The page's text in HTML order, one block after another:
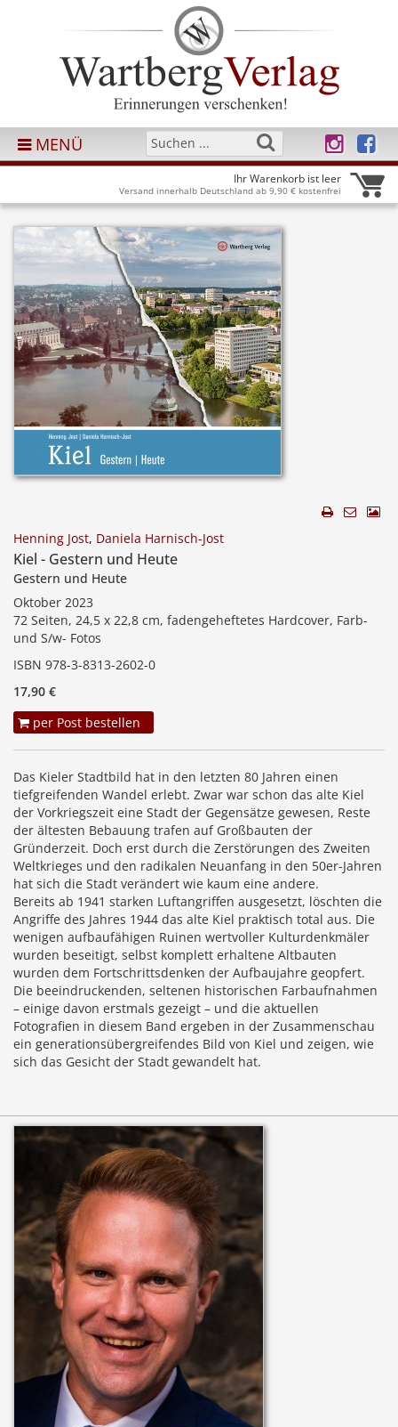
MENÜ
Ihr Warenkorb ist leer
Versand innerhalb Deutschland ab 9,90 € kostenfrei
Henning Jost, Daniela Harnisch-Jost
Kiel - Gestern und Heute
Gestern und Heute
Oktober 2023
72 Seiten, 24,5 x 22,8 cm, fadengeheftetes Hardcover, Farb-
und S/w- Fotos
ISBN 978-3-8313-2602-0
17,90 €
per Post bestellen
Das Kieler Stadtbild hat in den letzten 80 Jahren einen
tiefgreifenden Wandel erlebt. Zwar war schon das alte Kiel
der Vorkriegszeit eine Stadt der Gegensätze gewesen, Reste
der ältesten Bebauung trafen auf Großbauten der
Gründerzeit. Doch erst durch die Zerstörungen des Zweiten
Weltkrieges und den radikalen Neuanfang in den 50er-Jahren
hat sich die Stadt verändert wie kaum eine andere.
Bereits ab 1941 starken Luftangriffen ausgesetzt, löschten die
Angriffe des Jahres 1944 das alte Kiel praktisch total aus. Die
wenigen aufbaufähigen Ruinen wertvoller Kulturdenkmäler
wurden beseitigt, selbst komplett erhaltene Altbauten
wurden dem Fortschrittsdenken der Aufbaujahre geopfert.
Die beeindruckenden, seltenen historischen Farbaufnahmen
– einige davon erstmals gezeigt – und die aktuellen
Fotografien in diesem Band ergeben in der Zusammenschau
ein generationsübergreifendes Bild von Kiel und zeigen, wie
sich das Gesicht der Stadt gewandelt hat.